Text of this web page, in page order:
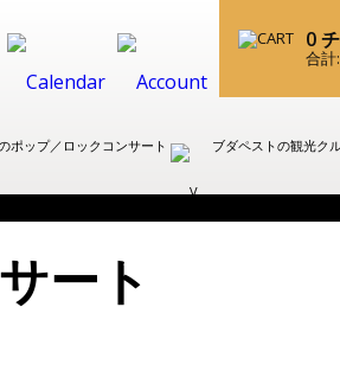
0
合計:
ポップ／ロックコンサート ブダペストの観光ク
ート